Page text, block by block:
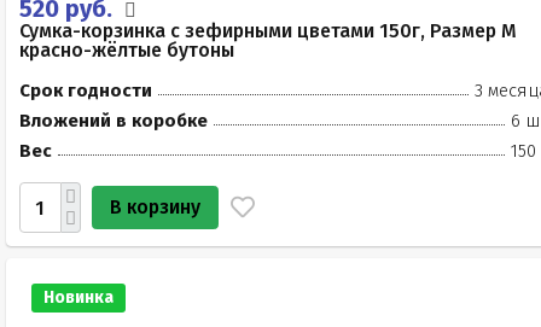
520 руб.
Сумка-корзинка с зефирными цветами 150г, Размер М
красно-жёлтые бутоны
Срок годности
3
Вложений в коробке
6
Вес
150
В корзину
Новинка